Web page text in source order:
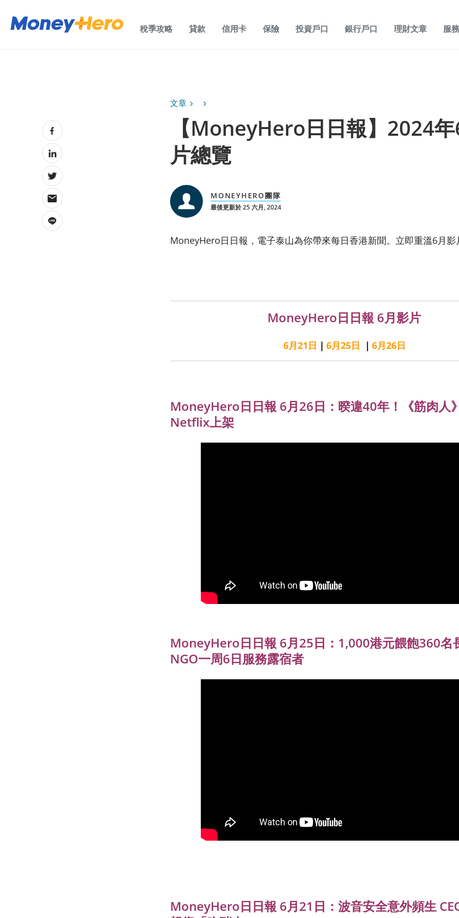
稅季攻略 貸款 信用卡 保險 投資戶口 銀行戶口 理財文章 服
文章
【MoneyHero日日報】2024
片總覽
MONEYHERO團隊
最後更新於 25 六月, 2024
MoneyHero日日報，電子泰山為你帶來每日香港新聞。立即重溫6月影
MoneyHero日日報 6月影片
6月21日 ｜ 6月25日 ｜ 6月26日
MoneyHero日日報 6月26日： 暌違40年！《筋肉人
Netflix上架
MoneyHero日日報 6月25日：1,000港元餵飽360名
NGO一周6日服務露宿者
MoneyHero日日報 6月21日：波音安全意外頻生